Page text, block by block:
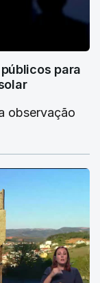
para
observação